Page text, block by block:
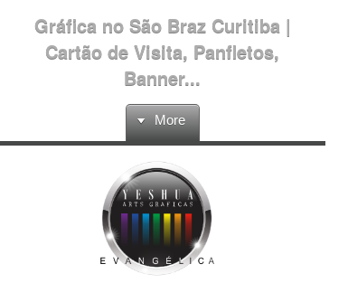
Gráfica no São Braz Curitiba |
Cartão de Visita, Panfletos,
Banner...
More